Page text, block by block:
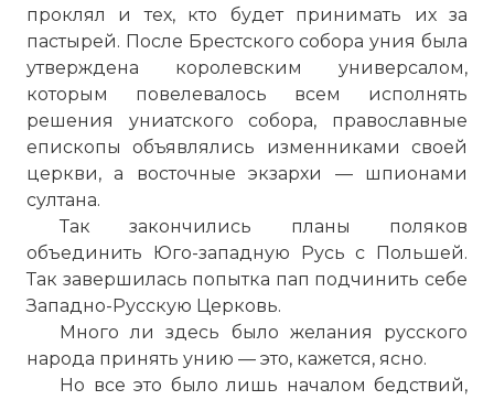
проклял и тех, кто будет принимать их за
пастырей. После Брестского собора уния была
утверждена королевским универсалом,
которым повелевалось всем исполнять
решения униатского собора, православные
епископы объявлялись изменниками своей
церкви, а восточные экзархи — шпионами
султана.
Так закончились планы поляков
объединить Юго-западную Русь с Польшей.
Так завершилась попытка пап подчинить себе
Западно-Русскую Церковь.
Много ли здесь было желания русского
народа принять унию — это, кажется, ясно.
Но все это было лишь началом бедствий,